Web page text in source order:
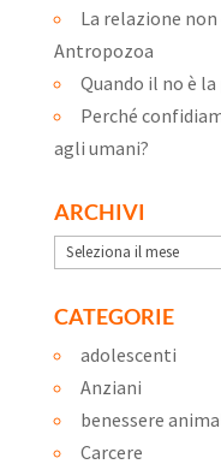
La relazione
Antropozoa
Quando il no è
Perché
agli umani?
ARCHIVI
Archivi
CATEGORIE
adolescenti
Anziani
benessere
Carcere